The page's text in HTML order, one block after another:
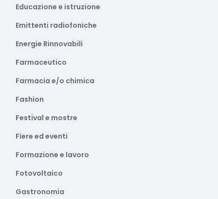
Educazione e istruzione
Emittenti radiofoniche
Energie Rinnovabili
Farmaceutico
Farmacia e/o chimica
Fashion
Festival e mostre
Fiere ed eventi
Formazione e lavoro
Fotovoltaico
Gastronomia